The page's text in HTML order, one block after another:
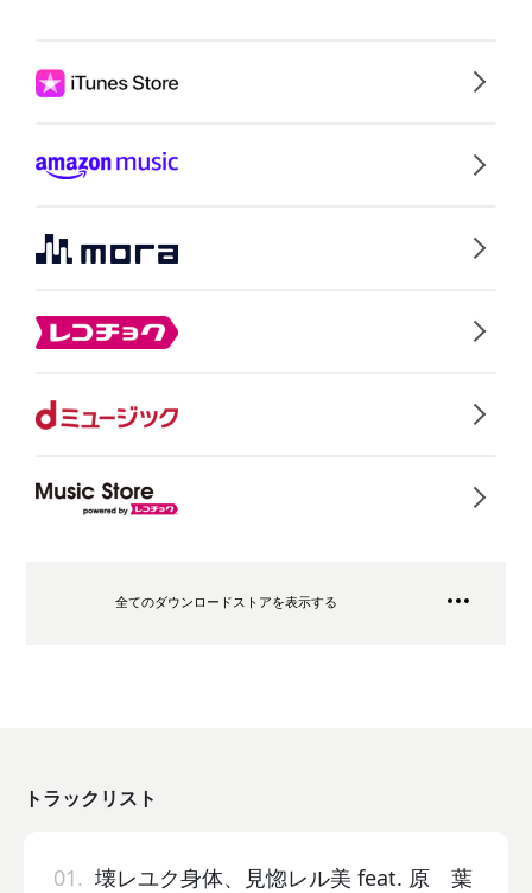
全てのダウンロードストアを表示する
トラックリスト
01. 壊レユク身体、見惚レル美 feat. 原 葉